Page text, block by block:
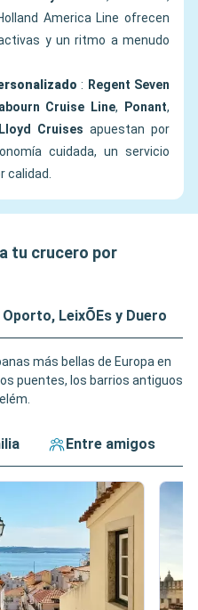
America Line ofrecen
y un ritmo a menudo
: Regent Seven
Cruise Line, Ponant,
Cruises apuestan por
cuidada, un servicio
calidad.
tu crucero por
Oporto, LeixÕEs y Duero
más bellas de Europa en
puentes, los barrios antiguos
Entre amigos